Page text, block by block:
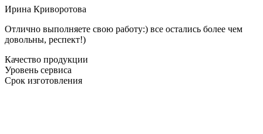
Ирина Криворотова
Отлично выполняете свою работу:) все остались более чем
довольны, респект!)
Качество продукции
Уровень сервиса
Срок изготовления